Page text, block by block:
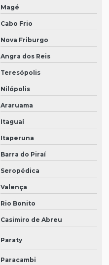
Magé
Cabo Frio
Nova Friburgo
Angra dos Reis
Teresópolis
Nilópolis
Araruama
Itaguaí
Itaperuna
Barra do Piraí
Seropédica
Valença
Rio Bonito
Casimiro de Abreu
Paraty
Paracambi